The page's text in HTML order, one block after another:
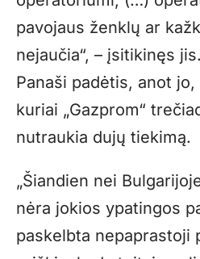
pavojaus ženklų ar
nejaučia“, – įsitikinęs jis.
Panaši padėtis, anot
kuriai „Gazprom“
nutraukia dujų tiekimą.
„Šiandien nei
nėra jokios ypatingos
paskelbta nepaprastoji